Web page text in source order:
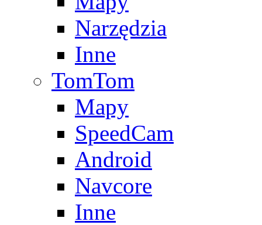
Narzędzia
Inne
TomTom
Mapy
SpeedCam
Android
Navcore
Inne